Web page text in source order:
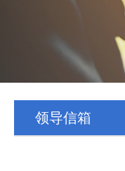
领导信箱